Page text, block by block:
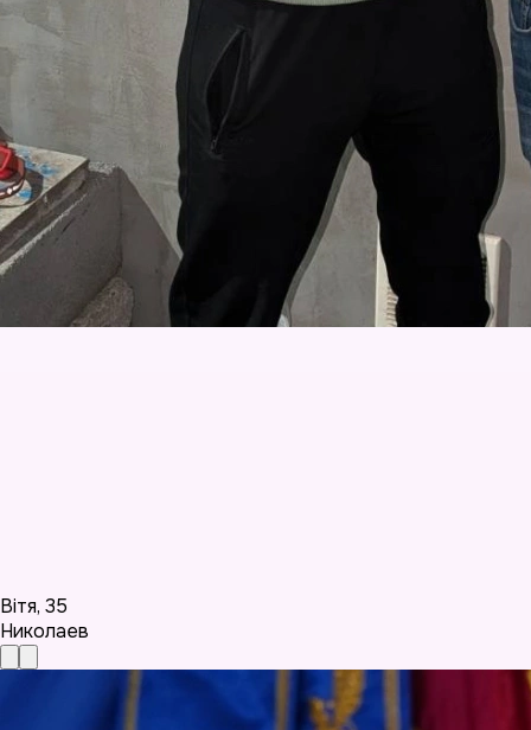
Вітя, 35
Николаев